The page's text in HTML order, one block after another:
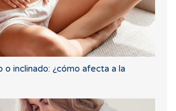
o inclinado: ¿cómo afecta a la